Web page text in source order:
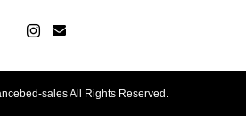
sales All Rights Reserved.